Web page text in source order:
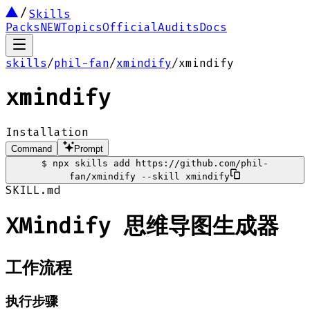
Skills
PacksNEWTopicsOfficialAuditsDocs
skills/phil-fan/xmindify/xmindify
xmindify
Installation
Command
Prompt
$
npx skills add https://github.com/phil-
fan/xmindify --skill xmindify
SKILL.md
XMindify 思维导图生成器
工作流程
执行步骤